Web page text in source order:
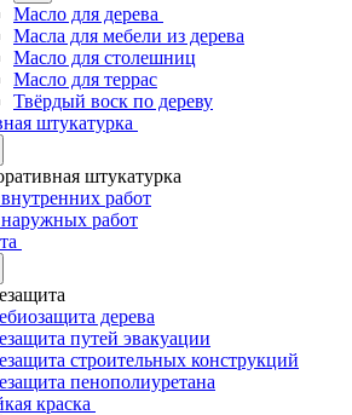
Масло для дерева
Масла для мебели из дерева
Масло для столешниц
Масло для террас
Твёрдый воск по дереву
штукатурка
штукатурка
работ
работ
дерева
путей эвакуации
строительных конструкций
пенополиуретана
краска